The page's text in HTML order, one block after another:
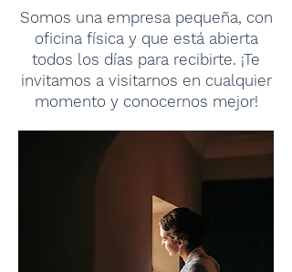
Somos una empresa pequeña, con
oficina física y que está abierta
todos los días para recibirte. ¡Te
invitamos a visitarnos en cualquier
momento y conocernos mejor!